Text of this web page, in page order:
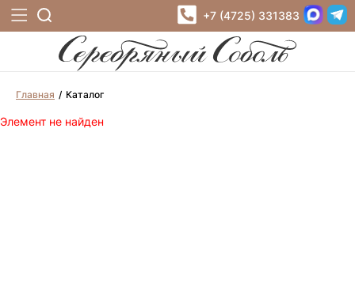
+7 (4725) 331383
Главная Каталог
Элемент не найден